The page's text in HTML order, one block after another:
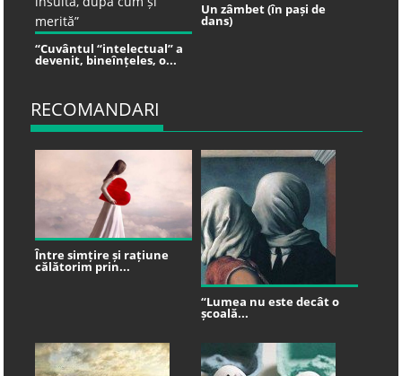
“Cuvântul “intelectual” a
devenit, bineînțeles, o...
Un zâmbet (în pași de
dans)
RECOMANDARI
Între simțire și rațiune
călătorim prin...
“Lumea nu este decât o
școală...